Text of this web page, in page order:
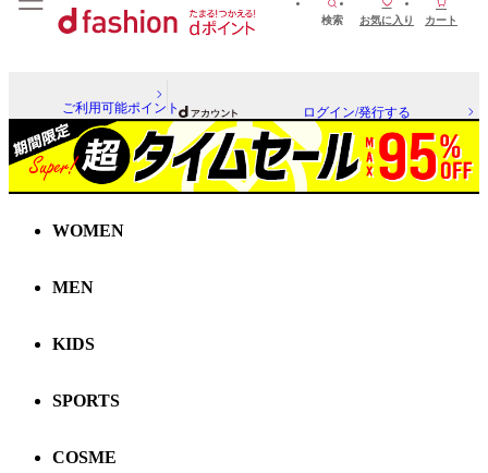
検索 お気に入り カート
ご利用可能ポイント ログイン/発行する
WOMEN
MEN
KIDS
SPORTS
COSME